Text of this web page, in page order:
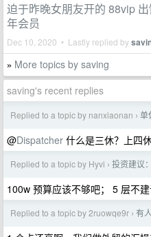
迫于昨晚女朋友开的 88vip
年会员
Dec 10, 2020 • Lastly replied by
» More topics by saving
saving's recent replies
Replied to a topic by nanxiaonan › 单
@Dispatcher 什么是三休？上四休
Replied to a topic by Hyvi › 投资建议
100w 预算应该不够吧； 5 层不建
Replied to a topic by 2ruowqe9r › 有